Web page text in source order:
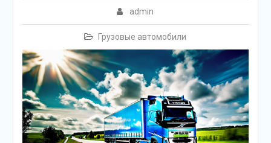
admin
Грузовые автомобили